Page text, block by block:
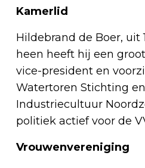
Kamerlid
Hildebrand de Boer, uit
heen heeft hij een
vice-president en
Watertoren Stichting
Industriecultuur
politiek actief voor de
Vrouwenvereniging